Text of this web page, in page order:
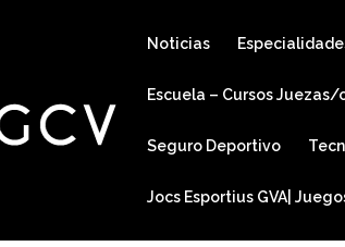
Noticias
Escuela – Cursos
Seguro Deportivo
Jocs Esportius GVA|